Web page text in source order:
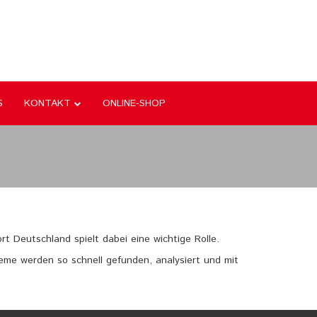
KONTAKT ONLINE-SHOP
Deutschland spielt dabei eine wichtige Rolle.
werden so schnell gefunden, analysiert und mit